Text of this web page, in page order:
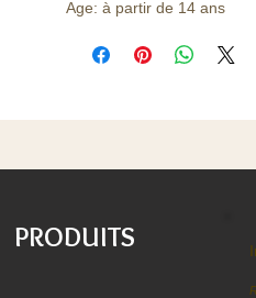
Age: à partir de 14 ans
PRODUITS